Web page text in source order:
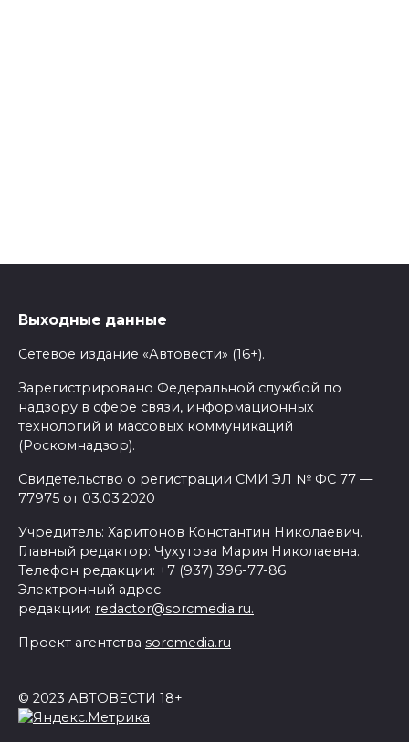
Выходные данные
Сетевое издание «Автовести» (16+).
Зарегистрировано Федеральной службой по
надзору в сфере связи, информационных
технологий и массовых коммуникаций
(Роскомнадзор).
Свидетельство о регистрации СМИ ЭЛ № ФС 77 —
77975 от 03.03.2020
Учредитель: Харитонов Константин Николаевич.
Главный редактор: Чухутова Мария Николаевна.
Телефон редакции: +7 (937) 396-77-86
Электронный адрес
редакции: redactor@sorcmedia.ru.
Проект агентства sorcmedia.ru
© 2023 АВТОВЕСТИ 18+